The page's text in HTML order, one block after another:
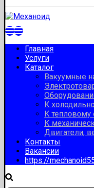
Главная
Услуги
Каталог
Вакуумные
К
К
К
Двигатели,
Контакты
Вакансии
https://